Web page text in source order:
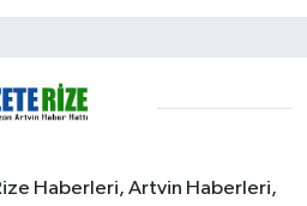
Haberleri, Artvin Haberleri,